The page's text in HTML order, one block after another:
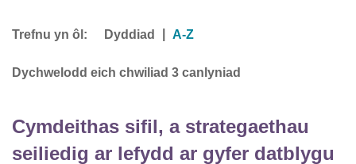
Trefnu yn ôl: Dyddiad A-Z
Dychwelodd eich chwiliad 3 canlyniad
Cymdeithas sifil, a strategaethau
seiliedig ar lefydd ar gyfer datblygu